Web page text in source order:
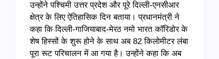
उन्होंने पश्चिमी उत्तर प्रदेश और पूरे दिल्ली-एनसीआर
क्षेत्र के लिए ऐतिहासिक दिन बताया। प्रधानमंत्री ने
कहा कि दिल्ली-गाजियाबाद-मेरठ नमो भारत कॉरिडोर के
शेष हिस्सों के शुरू होने के साथ अब 82 किलोमीटर लंबा
पूरा रूट परिचालन में आ गया है। उन्होंने कहा कि अब